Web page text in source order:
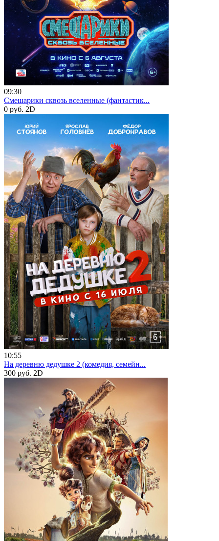
09:30
Смешарики сквозь вселенные (фантастик...
0 руб. 2D
10:55
На деревню дедушке 2 (комедия, семейн...
300 руб. 2D